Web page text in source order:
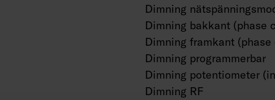
Dimning
Dimning bakkant (phase
Dimning framkant (phase
Dimning programmerbar
Dimning potentiometer
Dimning RF